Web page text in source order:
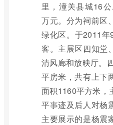
里，潼关县城16
万元。分为祠前区
绿化区。于2011
客。主展区四知堂
清风廊和放映厅。
平房米，共有上下
面积1160平方米，
平事迹及后人对杨
主要展示的是杨震